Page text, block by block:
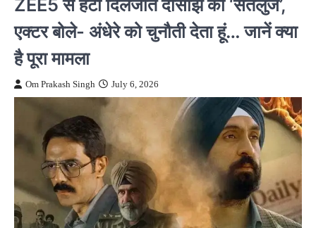
एक्टर बोले- अंधेरे को चुनौती देता हूं… जानें क्या
है पूरा मामला
Om Prakash Singh July 6, 2026